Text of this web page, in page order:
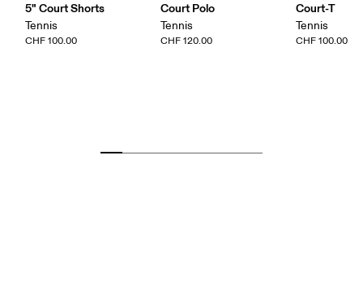
5" Court Shorts
Tennis
CHF 100.00
Court Polo
Tennis
CHF 120.00
Court-T
Tennis
CHF 100.00